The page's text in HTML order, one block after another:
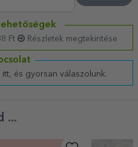
Ft Részletek megtekintése
itt, és gyorsan válaszolunk.
...